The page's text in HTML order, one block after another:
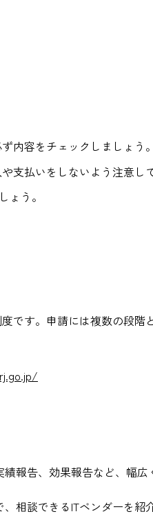
内容をチェックしましょう。
支払いをしないよう注意し
ょう。
です。申請には複数の段階
報告、効果報告など、幅広
相談できるITベンダーを